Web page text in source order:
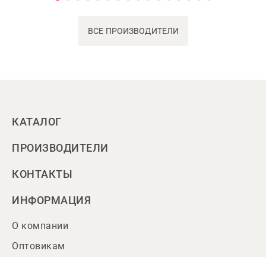
ВСЕ ПРОИЗВОДИТЕЛИ
КАТАЛОГ
ПРОИЗВОДИТЕЛИ
КОНТАКТЫ
ИНФОРМАЦИЯ
О компании
Оптовикам